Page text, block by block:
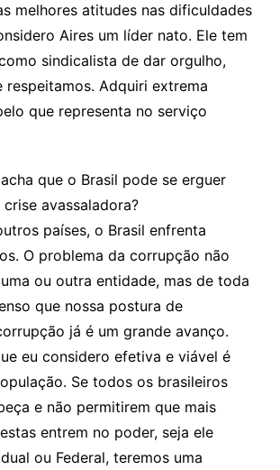
melhores atitudes nas dificuldades
Aires um líder nato. Ele tem
sindicalista de dar orgulho,
respeitamos. Adquiri extrema
que representa no serviço
que o Brasil pode se erguer
avassaladora?
países, o Brasil enfrenta
O problema da corrupção não
ou outra entidade, mas de toda
que nossa postura de
já é um grande avanço.
eu considero efetiva e viável é
Se todos os brasileiros
e não permitirem que mais
entrem no poder, seja ele
ou Federal, teremos uma